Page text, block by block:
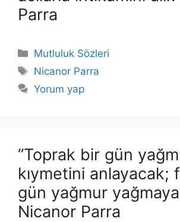
Parra
Kategoriler
Mutluluk Sözleri
Etiketler
Nicanor Parra
Yorum yap
“Toprak bir gün
kıymetini anlayacak;
gün yağmur
Nicanor Parra